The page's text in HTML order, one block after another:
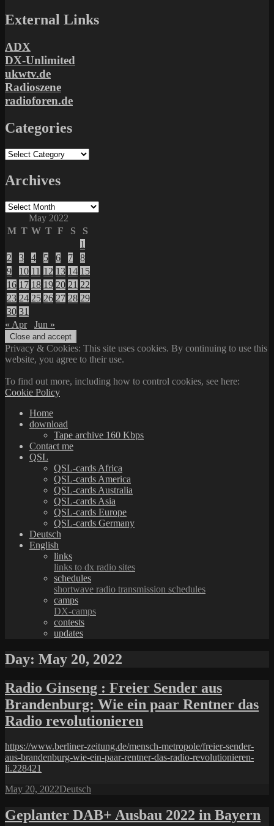
External Links
ADX
DX-Unlimited
ukwtv.de
Radioszene
radioforen.de
Categories
Categories
Archives
Archives
May 2022
M T W T F S
S
1
2
3 4 5 6 7
8
9
10 11 12 13 14 15
16 17 18 19 20 21 22
23 24 25 26 27 28 29
30 31
« Apr
Jun »
Privacy & Cookies: This site uses cookies. By continuing to use this
website, you agree to their use.
To find out more, including how to control cookies, see here:
Cookie Policy
Home
download
Tape archive 160 Kbps
Contact me
QSL
QSL-cards Africa
QSL-cards America
QSL-cards Australia
QSL-cards Asia
QSL-cards Europe
QSL-cards Germany
Deutsch
English
links
links to dx radio sites
schedules
shortwave radio transmission schedules
camps
DX-camps
contests
updates
Day: May 20, 2022
Radio Ginseng : Freier Sender aus
Brandenburg: Wie ein paar Rentner das
Radio revolutionieren
https://www.berliner-zeitung.de/mensch-metropole/freier-sender-
aus-brandenburg-wie-ein-paar-rentner-das-radio-revolutionieren-
li.228421
Posted
May 20, 2022Categories
Deutsch
Geplanter DAB+ Ausbau 2022 in Bayern